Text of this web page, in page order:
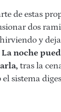
de estas
dos
y
La noche
tras la
sistema